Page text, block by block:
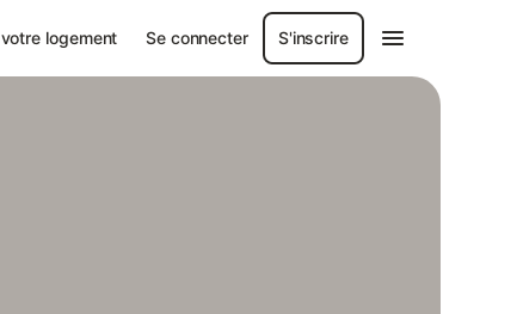
logement Se connecter S'inscrire